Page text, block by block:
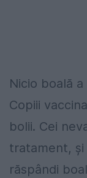
Nicio boală
Copiii
bolii. Cei
tratament,
răspândi